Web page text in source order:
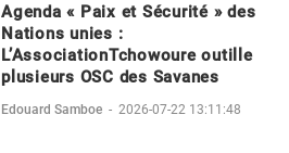
Agenda « Paix et Sécurité » des
Nations unies :
L’AssociationTchowoure outille
plusieurs OSC des Savanes
Edouard Samboe - 2026-07-22 13:11:48